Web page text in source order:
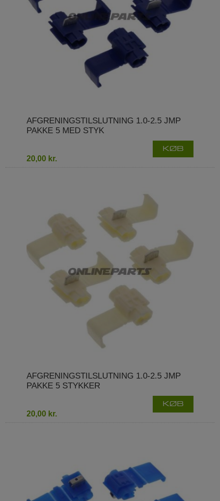
AFGRENINGSTILSLUTNING 1.0-2.5 JMP
PAKKE 5 MED STYK
20,00 kr.
KØB
AFGRENINGSTILSLUTNING 1.0-2.5 JMP
PAKKE 5 STYKKER
20,00 kr.
KØB